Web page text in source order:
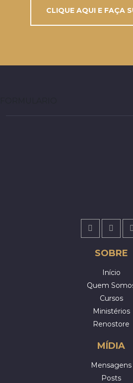
CLIQUE AQUI E FAÇA
SOBRE
Início
Quem
Cursos
Ministérios
Renostore
MÍDIA
Mensagens
Posts